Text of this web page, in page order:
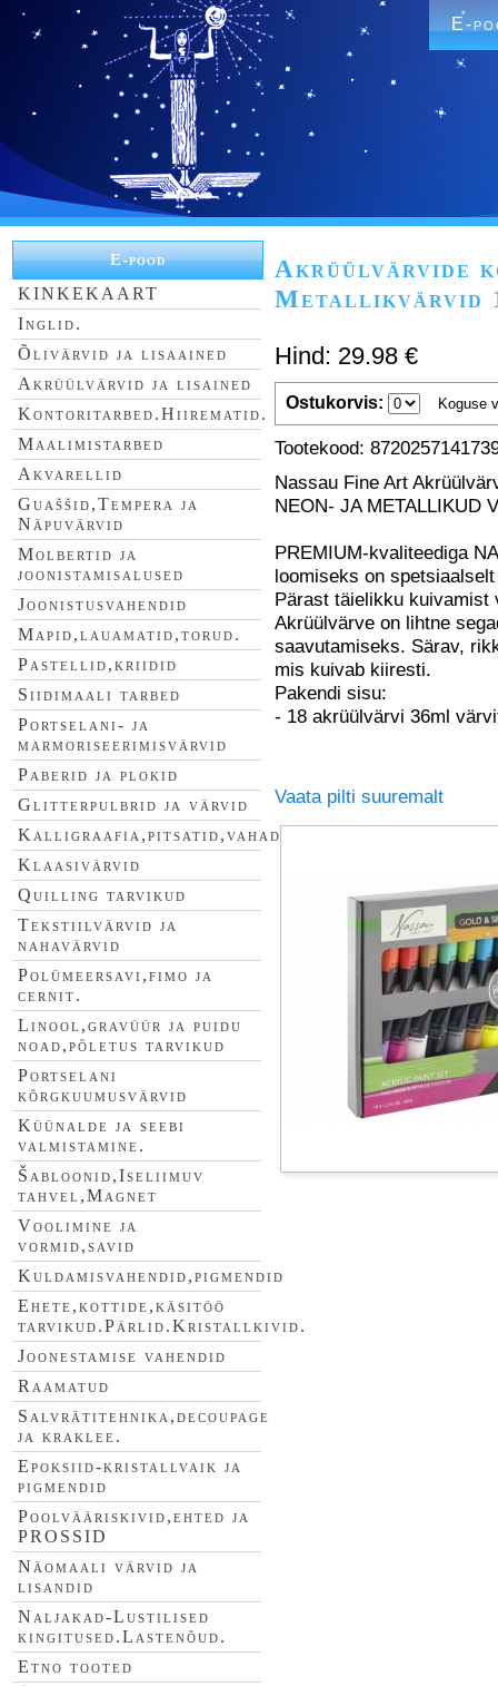
E-
E-pood
KINKEKAART
Inglid.
Õlivärvid ja lisaained
Akrüülvärvid ja lisained
Kontoritarbed.Hiirematid.
Maalimistarbed
Akvarellid
Guaššid,Tempera ja
Näpuvärvid
Molbertid ja
joonistamisalused
Joonistusvahendid
Mapid,lauamatid,torud.
Pastellid,kriidid
Siidimaali tarbed
Portselani- ja
marmoriseerimisvärvid
Paberid ja plokid
Glitterpulbrid ja värvid
Kalligraafia,pitsatid,vahad
Klaasivärvid
Quilling tarvikud
Tekstiilvärvid ja
nahavärvid
Polümeersavi,fimo ja
cernit.
Linool,gravüür ja puidu
noad,põletus tarvikud
Portselani
kõrgkuumusvärvid
Küünalde ja seebi
valmistamine.
Šabloonid,Iseliimuv
tahvel,Magnet
Voolimine ja
vormid,savid
Kuldamisvahendid,pigmendid
Ehete,kottide,käsitöö
tarvikud.Pärlid.Kristallkivid.
Joonestamise vahendid
Raamatud
Salvrätitehnika,decoupage
ja kraklee.
Epoksiid-kristallvaik ja
pigmendid
Poolvääriskivid,ehted ja
PROSSID
Näomaali värvid ja
lisandid
Naljakad-Lustilised
kingitused.Lastenõud.
Etno tooted
Akrüülvärvide
Metallikvärvid
Hind: 29.98 €
Ostukorvis: Koguse
Tootekood:
Nassau Fine Art
NEON- JA METALLIKUD
PREMIUM-kvaliteediga
loomiseks on
Pärast täielikku kuivamist
Akrüülvärve on lihtne
saavutamiseks. Särav,
mis kuivab kiiresti.
Pakendi sisu:
- 18 akrüülvärvi 36ml
Vaata pilti suuremalt